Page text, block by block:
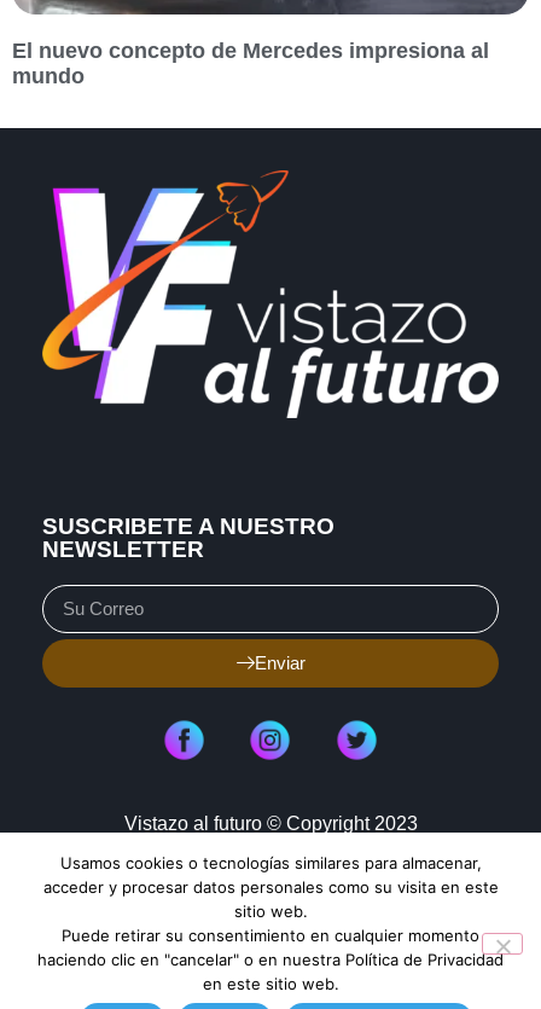
El nuevo concepto de Mercedes impresiona al
mundo
SUSCRIBETE A NUESTRO
NEWSLETTER
Enviar
Vistazo al futuro © Copyright 2023
Aviso de Privacidad
Política de Cookies
Mapa de Sitio
TENDENCIAS HOY
Usamos cookies o tecnologías similares para almacenar,
acceder y procesar datos personales como su visita en este
sitio web.
Puede retirar su consentimiento en cualquier momento
haciendo clic en "cancelar" o en nuestra Política de Privacidad
en este sitio web.